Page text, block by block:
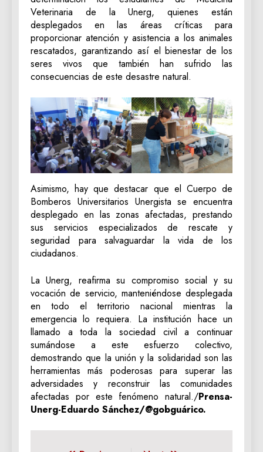
Veterinaria de la Unerg, quienes están
desplegados en las áreas críticas para
proporcionar atención y asistencia a los animales
rescatados, garantizando así el bienestar de los
seres vivos que también han sufrido las
consecuencias de este desastre natural.
Asimismo, hay que destacar que el Cuerpo de
Bomberos Universitarios Unergista se encuentra
desplegado en las zonas afectadas, prestando
sus servicios especializados de rescate y
seguridad para salvaguardar la vida de los
ciudadanos.
La Unerg, reafirma su compromiso social y su
vocación de servicio, manteniéndose desplegada
en todo el territorio nacional mientras la
emergencia lo requiera. La institución hace un
llamado a toda la sociedad civil a continuar
sumándose a este esfuerzo colectivo,
demostrando que la unión y la solidaridad son las
herramientas más poderosas para superar las
adversidades y reconstruir las comunidades
afectadas por este fenómeno natural./Prensa-
Unerg-Eduardo Sánchez/@gobguárico.